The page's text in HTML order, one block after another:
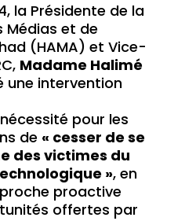
la Présidente de la
Médias et de
(HAMA) et Vice-
Madame Halimé
une intervention
pour les
de « cesser de se
des victimes du
», en
proactive
offertes par